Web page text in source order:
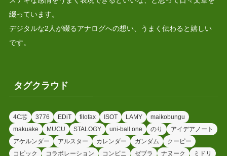
綴っています。
デジタルな2人が綴るアナログへの想い、うまく伝わると嬉しい
です。
タグクラウド
4C芯 3776 EDiT filofax ISOT LAMY
maikobungu
makuake
MUCU STALOGY uni-ball one のり
アイデアノート
アケルンダー
アルスター カレンダー ガンダム
クーピー
コピック
コラボレーション コンビニ ゼブラ ナヌーク ミドリ